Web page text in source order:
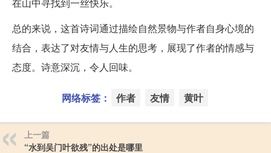
在山中寻找到一丝快乐。
总的来说，这首诗词通过描绘自然景物与作者自身心境的
结合，表达了对友情与人生的思考，展现了作者的情感与
态度。诗意深沉，令人回味。
网络标签： 作者 友情 黄叶
上一篇
“水到吴门叶欲残”的出处是哪里